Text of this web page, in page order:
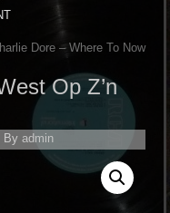
Dore ‎– Where To Now
Op Z’n
By admin